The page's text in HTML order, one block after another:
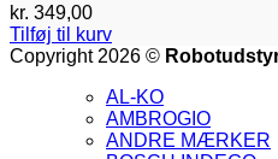
kr. 349,00
Tilføj til kurv
Copyright 2026 ©
AL-KO
AMBROGIO
ANDRE MÆRKER